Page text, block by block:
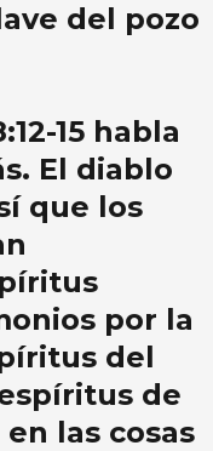
del pozo
15 habla
El diablo
que los
por la
del
de
las cosas